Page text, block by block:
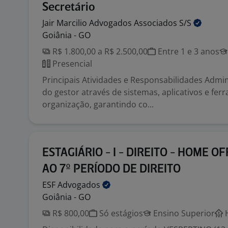
Secretário
Jair Marcilio Advogados Associados S/S
Goiânia - GO
R$ 1.800,00 a R$ 2.500,00
Entre 1 e 3 anos
Presencial
Principais Atividades e Responsabilidades
do gestor através de sistemas, aplicativos e
organização, garantindo co...
ESTAGIÁRIO - I - DIREITO - HOME
AO 7º PERÍODO DE DIREITO
ESFAdvogados
Goiânia - GO
R$ 800,00
Só estágios Ensino Superior